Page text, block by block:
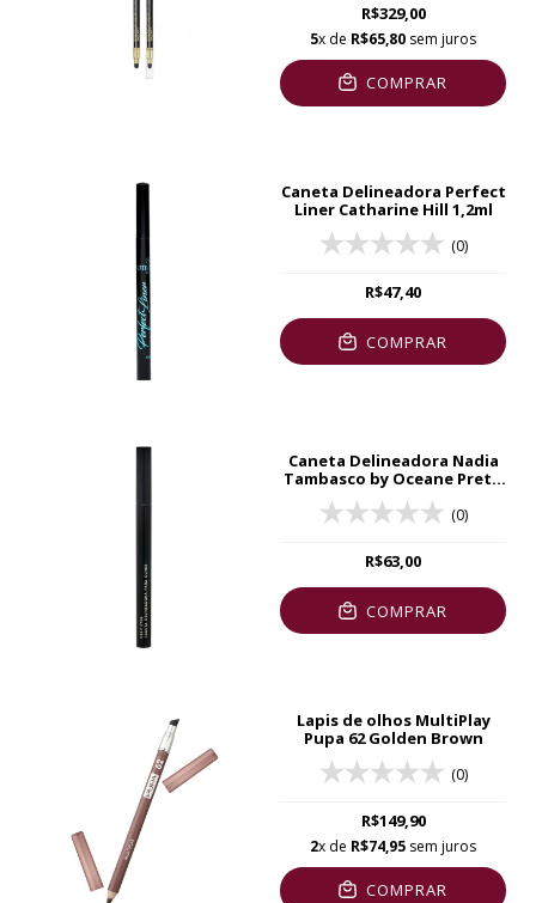
R$329,00
5x de R$65,80 sem juros
COMPRAR
Caneta Delineadora Perfect
Liner Catharine Hill 1,2ml
(0)
R$47,40
COMPRAR
Caneta Delineadora Nadia
Tambasco by Oceane Preto
1,2ml
(0)
R$63,00
COMPRAR
Lapis de olhos MultiPlay
Pupa 62 Golden Brown
(0)
R$149,90
2x de R$74,95 sem juros
COMPRAR